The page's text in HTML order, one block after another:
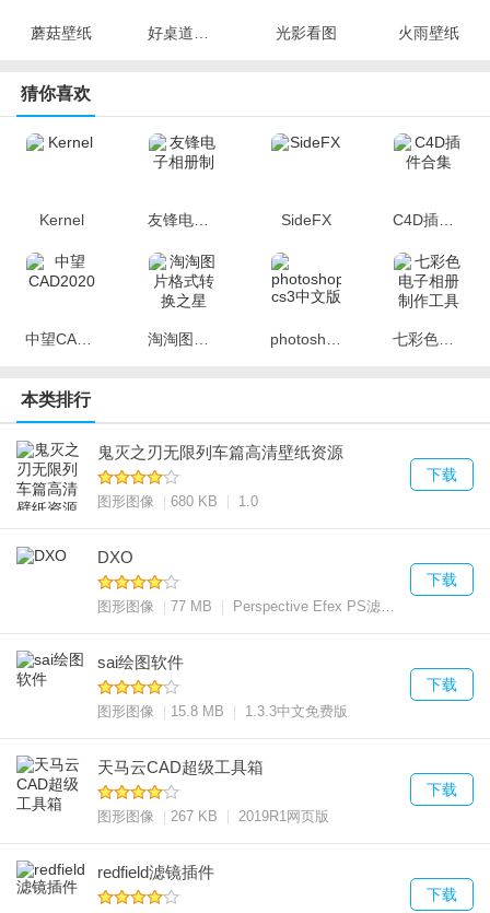
蘑菇壁纸 光影看图 火雨壁纸
猜你喜欢
Kernel SideFX
本类排行
鬼灭之刃无限列车篇高清壁纸资源
图形图像 680 KB 1.0
下载
DXO
图形图像 77 MB Perspective Efex PS滤镜插件 3.1.16 中文版
下载
sai绘图软件
图形图像 15.8 MB 1.3.3中文免费版
下载
天马云CAD超级工具箱
图形图像 267 KB 2019R1网页版
下载
redfield滤镜插件
下载